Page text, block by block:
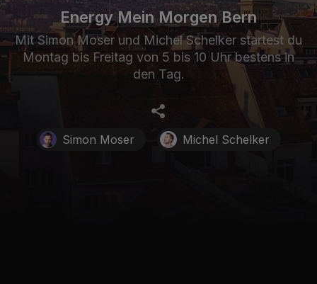
Energy Mein Morgen Bern
Mit Simon Moser und Michel Schelker startest du
Montag bis Freitag von 5 bis 10 Uhr bestens in
den Tag.
Simon Moser Michel Schelker